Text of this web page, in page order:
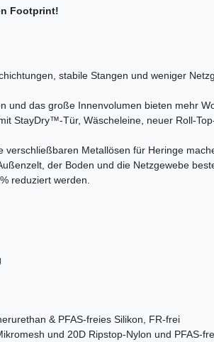
Footprint!
stabile Stangen und weniger
und das große Innenvolumen bieten mehr
StayDry™-Tür, Wäscheleine, neuer Roll-
verschließbaren Metallösen für Heringe
der Boden und die Netzgewebe
reduziert werden.
& PFAS-freies Silikon, FR-frei
und 20D Ripstop-Nylon und PFAS-